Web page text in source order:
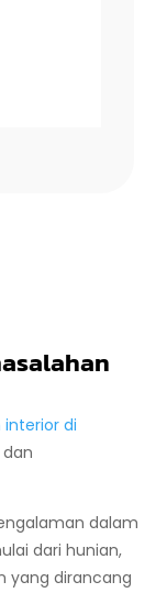
di
dalam
dari hunian,
yang dirancang